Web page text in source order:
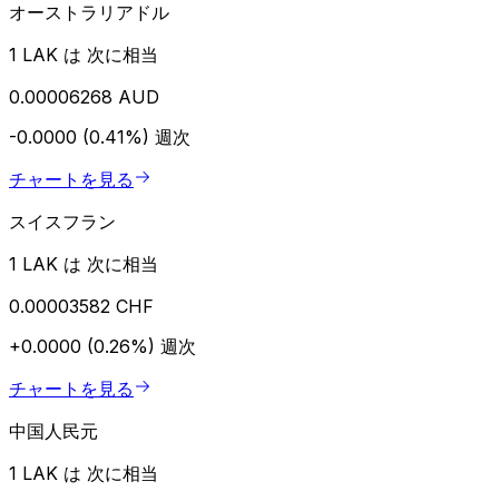
オーストラリアドル
1 LAK は 次に相当
0.00006268 AUD
-0.0000 (0.41%) 週次
チャートを見る
スイスフラン
1 LAK は 次に相当
0.00003582 CHF
+0.0000 (0.26%) 週次
チャートを見る
中国人民元
1 LAK は 次に相当